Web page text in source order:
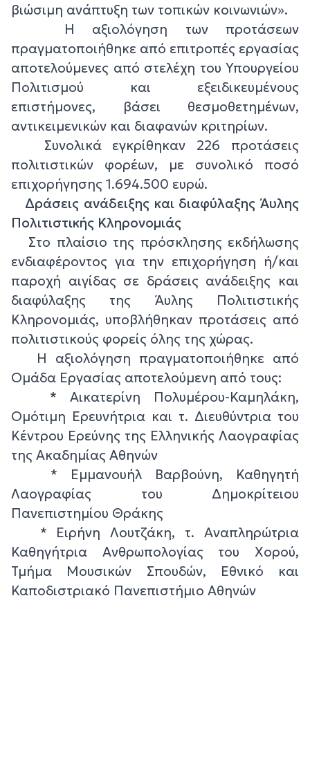
βιώσιμη ανάπτυξη των τοπικών κοινωνιών».
Η αξιολόγηση των προτάσεων
πραγματοποιήθηκε από επιτροπές εργασίας
αποτελούμενες από στελέχη του Υπουργείου
Πολιτισμού και εξειδικευμένους
επιστήμονες, βάσει θεσμοθετημένων,
αντικειμενικών και διαφανών κριτηρίων.
Συνολικά εγκρίθηκαν 226 προτάσεις
πολιτιστικών φορέων, με συνολικό ποσό
επιχορήγησης 1.694.500 ευρώ.
Δράσεις ανάδειξης και διαφύλαξης Άυλης
Πολιτιστικής Κληρονομιάς
Στο πλαίσιο της πρόσκλησης εκδήλωσης
ενδιαφέροντος για την επιχορήγηση ή/και
παροχή αιγίδας σε δράσεις ανάδειξης και
διαφύλαξης της Άυλης Πολιτιστικής
Κληρονομιάς, υποβλήθηκαν προτάσεις από
πολιτιστικούς φορείς όλης της χώρας.
Η αξιολόγηση πραγματοποιήθηκε από
Ομάδα Εργασίας αποτελούμενη από τους:
* Αικατερίνη Πολυμέρου-Καμηλάκη,
Ομότιμη Ερευνήτρια και τ. Διευθύντρια του
Κέντρου Ερεύνης της Ελληνικής Λαογραφίας
της Ακαδημίας Αθηνών
* Εμμανουήλ Βαρβούνη, Καθηγητή
Λαογραφίας του Δημοκρίτειου
Πανεπιστημίου Θράκης
* Ειρήνη Λουτζάκη, τ. Αναπληρώτρια
Καθηγήτρια Ανθρωπολογίας του Χορού,
Τμήμα Μουσικών Σπουδών, Εθνικό και
Καποδιστριακό Πανεπιστήμιο Αθηνών